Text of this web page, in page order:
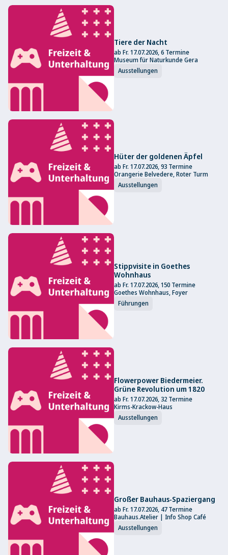
Tiere der Nacht
ab Fr. 17.07.2026, 6 Termine
Museum für Naturkunde Gera
Ausstellungen
Hüter der goldenen Äpfel
ab Fr. 17.07.2026, 93 Termine
Orangerie Belvedere, Roter Turm
Ausstellungen
Stippvisite in Goethes
Wohnhaus
ab Fr. 17.07.2026, 150 Termine
Goethes Wohnhaus, Foyer
Führungen
Flowerpower Biedermeier.
Grüne Revolution um 1820
ab Fr. 17.07.2026, 32 Termine
Kirms-Krackow-Haus
Ausstellungen
Großer Bauhaus-Spaziergang
ab Fr. 17.07.2026, 47 Termine
Bauhaus.Atelier | Info Shop Café
Ausstellungen